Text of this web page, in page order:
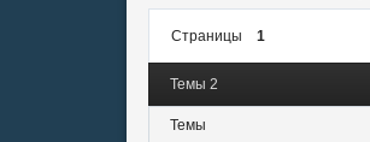
Страницы 1
Темы 2
Темы